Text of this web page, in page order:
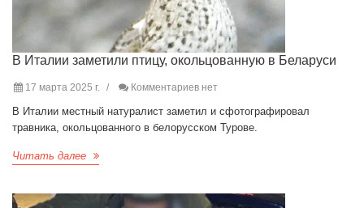
В Италии заметили птицу, окольцованную в Беларуси
17 марта 2025 г. Комментариев нет
В Италии местный натуралист заметил и сфотографировал
травника, окольцованного в белорусском Турове.
Читать далее